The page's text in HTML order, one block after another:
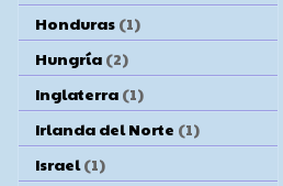
Honduras (1)
Hungría (2)
Inglaterra (1)
Irlanda del Norte (1)
Israel (1)